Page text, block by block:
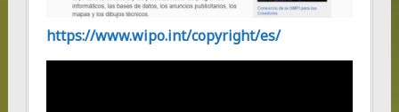
https://www.wipo.int/copyright/es/